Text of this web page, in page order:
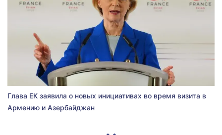
Глава ЕК заявила о новых инициативах во время визита в
Армению и Азербайджан